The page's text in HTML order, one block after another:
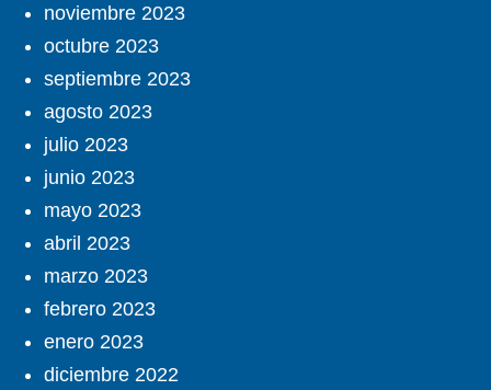
noviembre 2023
octubre 2023
septiembre 2023
agosto 2023
julio 2023
junio 2023
mayo 2023
abril 2023
marzo 2023
febrero 2023
enero 2023
diciembre 2022